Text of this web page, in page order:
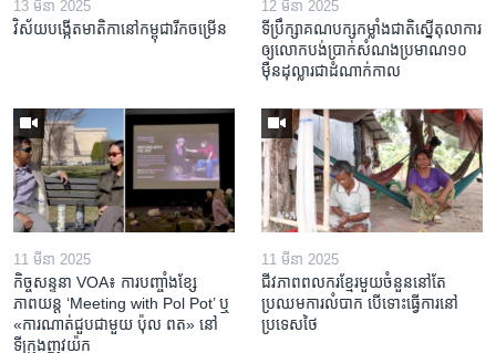
13 មីនា 2025
វិស័យ​បង្កើត​មាតិកា​នៅ​កម្ពុជា​រីក​ចម្រើន
12 មីនា 2025
ទីប្រឹក្សា​គណបក្ស​កម្លាំង​ជាតិ​ស្នើ​តុលាការ​
ឲ្យ​លោក​បង់ប្រាក់​សំណង​ប្រមាណ​១០​
ម៉ឺន​ដុល្លារ​ជា​ដំណាក់កាល
11 មីនា 2025
កិច្ចសន្ទនា VOA៖ ការ​បញ្ចាំង​ខ្សែ
ភាពយន្ត ‘Meeting with Pol Pot’ ឬ
«ការណាត់ជួប​ជាមួយ​ ប៉ុល ពត» នៅ
ទីក្រុងញូវយ៉ក​
11 មីនា 2025
ជីវភាពពលករខ្មែរមួយចំនួននៅតែ
ប្រឈមការលំបាក បើទោះធ្វើការនៅ
ប្រទេសថៃ